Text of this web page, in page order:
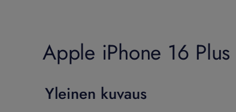
Apple iPhone 16
Yleinen kuvaus